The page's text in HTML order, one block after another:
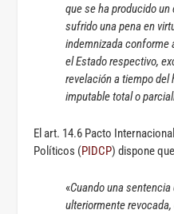
que se ha producido
sufrido una pena en
indemnizada conforme
el Estado respectivo,
revelación a tiempo
imputable total o
El art. 14.6 Pacto
Políticos (PIDCP) dispone
«Cuando una
ulteriormente